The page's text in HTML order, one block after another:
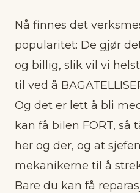
Nå finnes det
popularitet: De gjør
og billig, slik vil vi
til ved å
Og det er lett å bli
kan få bilen FORT, så
her og der, og at
mekanikerne til å
Bare du kan få